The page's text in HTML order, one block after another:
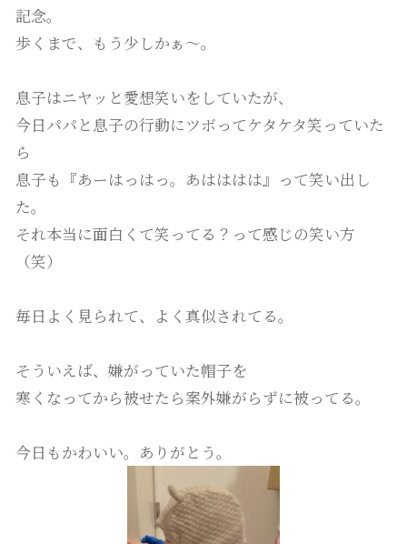
記念。
歩くまで、もう少しかぁ〜。
息子はニヤッと愛想笑いをしていたが、
今日パパと息子の行動にツボってケタケタ笑っていた
ら
息子も『あーはっはっ。あはははは』って笑い出し
た。
それ本当に面白くて笑ってる？って感じの笑い方
（笑）
毎日よく見られて、よく真似されてる。
そういえば、嫌がっていた帽子を
寒くなってから被せたら案外嫌がらずに被ってる。
今日もかわいい。ありがとう。